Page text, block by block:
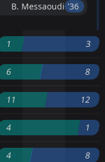
B. Messaoudi '36 ︎
1 3
6 8
11 12
4 1
4 8